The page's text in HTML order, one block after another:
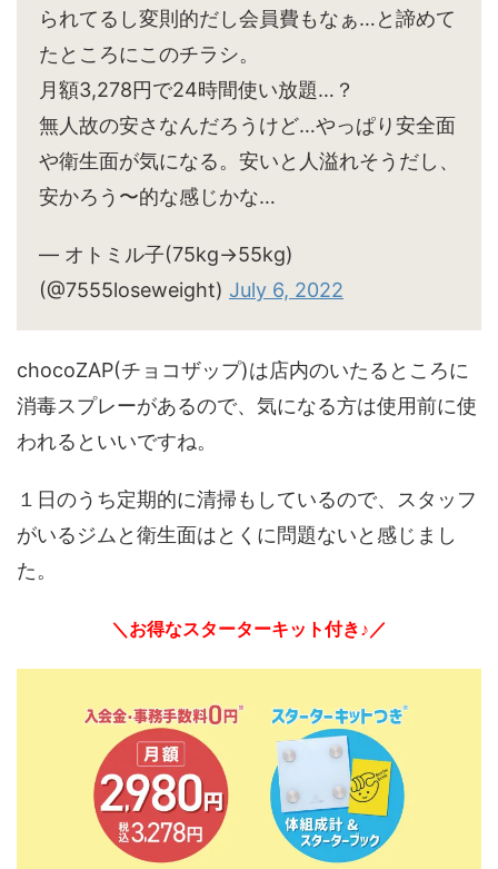
られてるし変則的だし会員費もなぁ…と諦めて
たところにこのチラシ。
月額3,278円で24時間使い放題…？
無人故の安さなんだろうけど…やっぱり安全面
や衛生面が気になる。安いと人溢れそうだし、
安かろう〜的な感じかな…
— オトミル子(75kg→55kg)
(@7555loseweight) July 6, 2022
chocoZAP(チョコザップ)は店内のいたるところに
消毒スプレーがあるので、気になる方は使用前に使
われるといいですね。
１日のうち定期的に清掃もしているので、スタッフ
がいるジムと衛生面はとくに問題ないと感じまし
た。
＼お得なスターターキット付き♪／